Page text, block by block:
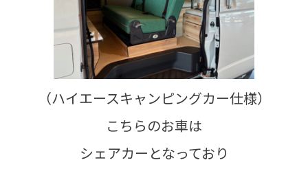
（ハイエースキャンピングカー仕様）
こちらのお車は
シェアカーとなっており